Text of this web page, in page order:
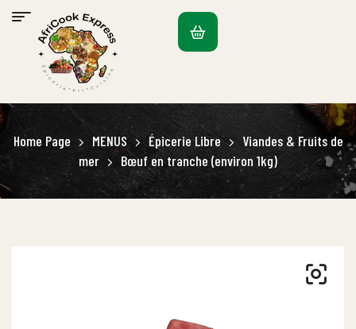
Home Page MENUS Épicerie Libre
Viandes & Fruits de
mer
Bœuf en tranche (environ 1kg)